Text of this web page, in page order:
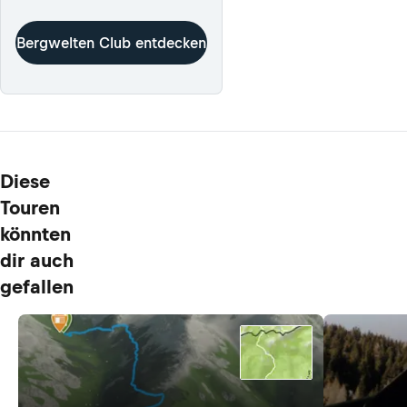
Bergwelten Club entdecken
Diese
Touren
könnten
dir auch
gefallen